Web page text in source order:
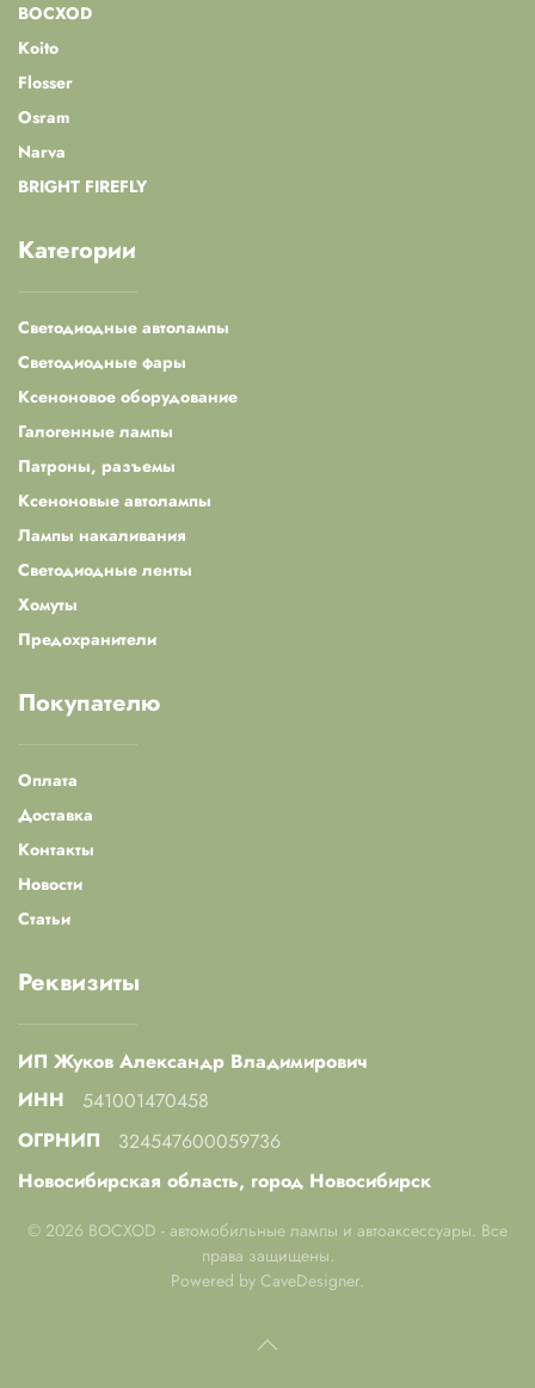
BOCXOD
Koito
Flosser
Osram
Narva
BRIGHT FIREFLY
Категории
Светодиодные автолампы
Светодиодные фары
Ксеноновое оборудование
Галогенные лампы
Патроны, разъемы
Ксеноновые автолампы
Лампы накаливания
Светодиодные ленты
Хомуты
Предохранители
Покупателю
Оплата
Доставка
Контакты
Новости
Статьи
Реквизиты
ИП Жуков Александр Владимирович
ИНН
541001470458
ОГРНИП
324547600059736
Новосибирская область, город Новосибирск
© 2026 BOCXOD - автомобильные лампы и автоаксессуары. Все
права защищены.
Powered by CaveDesigner.